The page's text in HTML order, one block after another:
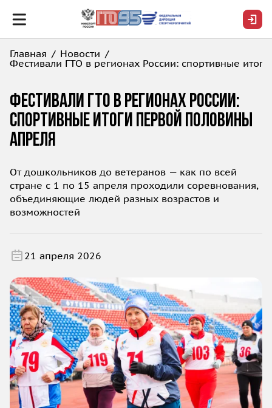
Главная
Новости
Фестивали ГТО в регионах России: спортивные
Фестивали ГТО в регионах России:
спортивные итоги первой половины
апреля
От дошкольников до ветеранов — как по всей
стране с 1 по 15 апреля проходили соревнования,
объединяющие людей разных возрастов и
возможностей
21 апреля 2026